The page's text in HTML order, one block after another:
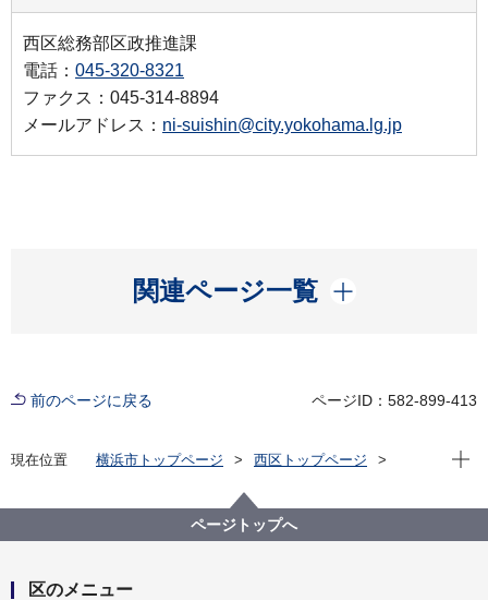
西区総務部区政推進課
電話： 045-320-8321
ファクス：045-314-8894
メールアドレス： ni-suishin@city.yokohama.lg.jp
関連ページ一覧
開く
前のページに戻る ページID：582-899-413
現在位置 横浜市トップページ
西区トップページ
にしく通信！5月26日 令和8年度横浜シニア大学が開
現在
ページトップへ
区のメニュー